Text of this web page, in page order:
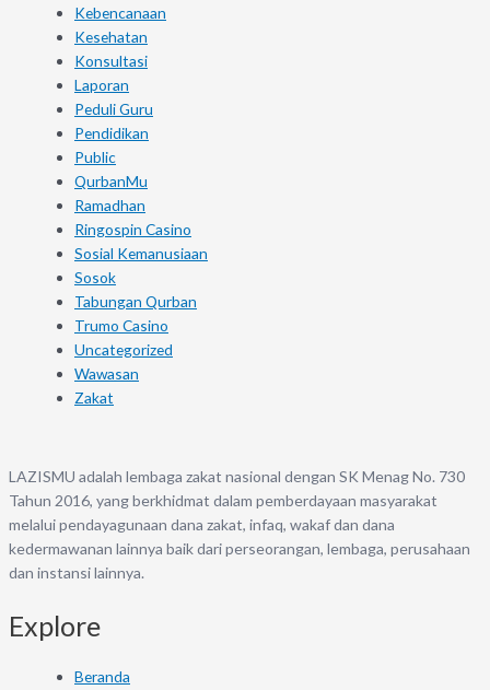
Kebencanaan
Kesehatan
Konsultasi
Laporan
Peduli Guru
Pendidikan
Public
QurbanMu
Ramadhan
Ringospin Casino
Sosial Kemanusiaan
Sosok
Tabungan Qurban
Trumo Casino
Uncategorized
Wawasan
Zakat
LAZISMU adalah lembaga zakat nasional dengan SK Menag No. 730
Tahun 2016, yang berkhidmat dalam pemberdayaan masyarakat
melalui pendayagunaan dana zakat, infaq, wakaf dan dana
kedermawanan lainnya baik dari perseorangan, lembaga, perusahaan
dan instansi lainnya.
Explore
Beranda